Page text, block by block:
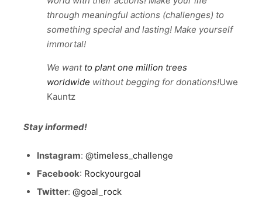
through meaningful actions (challenges) to
something special and lasting! Make yourself
immortal!
We want to plant one million trees
worldwide without begging for donations!Uwe
Kauntz
Stay informed!
Instagram: @timeless_challenge
Facebook: Rockyourgoal
Twitter: @goal_rock